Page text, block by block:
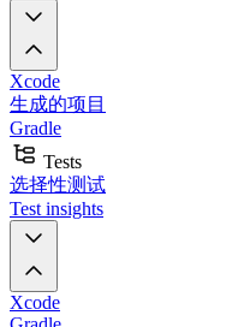
Xcode
生成的项目
Gradle
Tests
选择性测试
Test insights
Xcode